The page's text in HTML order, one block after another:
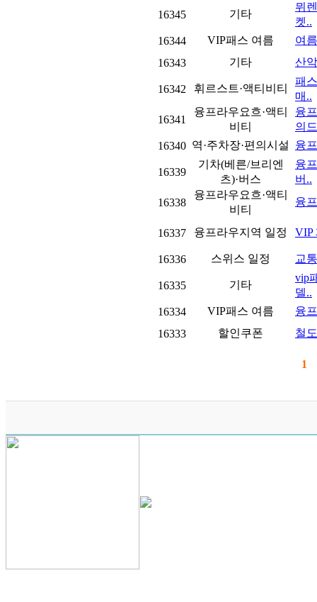
16345 기타
뮈
켓..
16344
VIP패스 여름
여
16343
기타 산
16342 휘르스트·액티비티
패
매..
16341
융프라우요흐·액티
비티
융
의
16340 역·주차장·편의시설 융
16339
기차(베른/브리엔
츠)·버스
융
버..
16338
융프라우요흐·액티
비티
융
16337 융프라우지역 일정 VIP
16336 스위스 일정 교
16335 기타
vip
델..
16334
VIP패스 여름
융
16333
할인쿠폰 철
1